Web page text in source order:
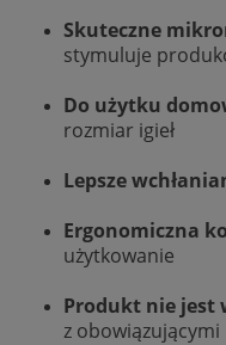
Skuteczne
stymuluje
Do użytku
rozmiar igieł
Lepsze
Ergonomiczna
użytkowanie
Produkt nie jest
z